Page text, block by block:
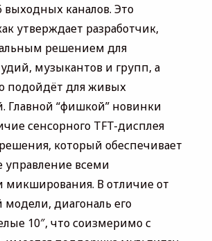
каналов. Это
утверждает разработчик,
решением для
музыкантов и групп, а
подойдёт для живых
Главной “фишкой” новинки
сенсорного TFT-дисплея
который обеспечивает
управление всеми
микширования. В отличие от
диагональ его
10″, что соизмеримо с